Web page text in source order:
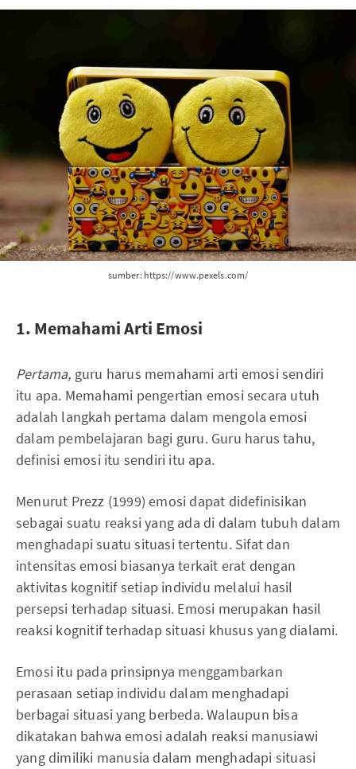
sumber: https://www.pexels.com/
1. Memahami Arti Emosi
Pertama, guru harus memahami arti emosi sendiri
itu apa. Memahami pengertian emosi secara utuh
adalah langkah pertama dalam mengola emosi
dalam pembelajaran bagi guru. Guru harus tahu,
definisi emosi itu sendiri itu apa.
Menurut Prezz (1999) emosi dapat didefinisikan
sebagai suatu reaksi yang ada di dalam tubuh dalam
menghadapi suatu situasi tertentu. Sifat dan
intensitas emosi biasanya terkait erat dengan
aktivitas kognitif setiap individu melalui hasil
persepsi terhadap situasi. Emosi merupakan hasil
reaksi kognitif terhadap situasi khusus yang dialami.
Emosi itu pada prinsipnya menggambarkan
perasaan setiap individu dalam menghadapi
berbagai situasi yang berbeda. Walaupun bisa
dikatakan bahwa emosi adalah reaksi manusiawi
yang dimiliki manusia dalam menghadapi situasi